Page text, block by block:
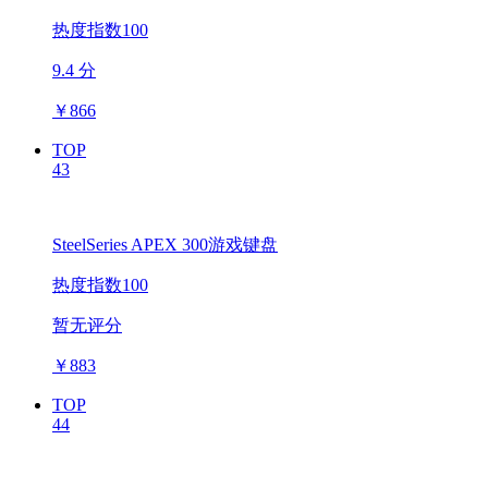
热度指数100
9.4 分
￥866
TOP
43
SteelSeries APEX 300游戏键盘
热度指数100
暂无评分
￥883
TOP
44